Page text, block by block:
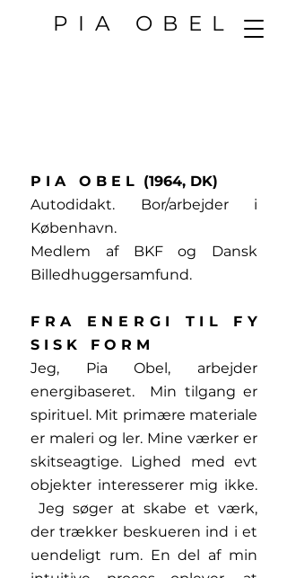
PIA OBEL
P I A O B E L (1964, DK)
Autodidakt. Bor/arbejder i
København.
Medlem af BKF og Dansk
Billedhuggersamfund.
F R A E N E R G I T I L F Y
S I S K F O R M
Jeg, Pia Obel, arbejder
energibaseret. Min tilgang er
spirituel. Mit primære materiale
er maleri og ler. Mine værker er
skitseagtige. Lighed med evt
objekter interesserer mig ikke.
Jeg søger at skabe et værk,
der trækker beskueren ind i et
uendeligt rum. En del af min